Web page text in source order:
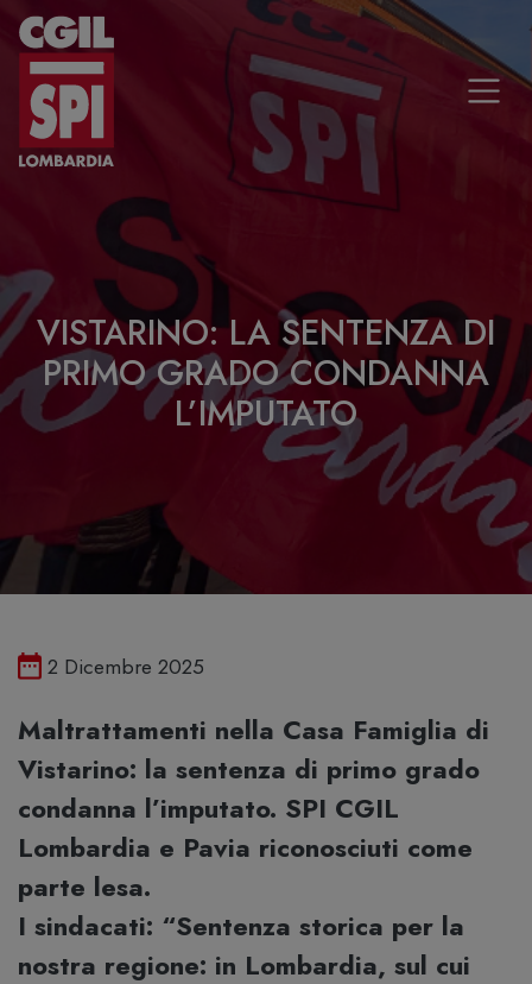
Vai al contenuto
VISTARINO: LA SENTENZA DI
PRIMO GRADO CONDANNA
L’IMPUTATO
Pubblicato il
2 Dicembre 2025
Maltrattamenti nella Casa Famiglia di
Vistarino: la sentenza di primo grado
condanna l’imputato. SPI CGIL
Lombardia e Pavia riconosciuti come
parte lesa.
I sindacati: “Sentenza storica per la
nostra regione: in Lombardia, sul cui